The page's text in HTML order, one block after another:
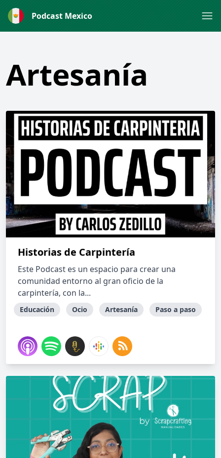
Podcast Mexico
Artesanía
Historias de Carpintería
Este Podcast es un espacio para crear una
comunidad entorno al gran oficio de la
carpintería, con la...
Educación Ocio Artesanía Paso a paso